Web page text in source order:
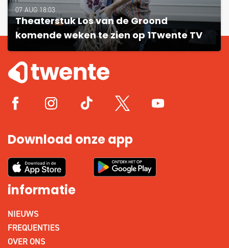
07 AUG 18:03
Theaterstuk Los van de Groond
komende weken te zien op 1Twente TV
Download onze app
informatie
NIEUWS
FREQUENTIES
OVER ONS